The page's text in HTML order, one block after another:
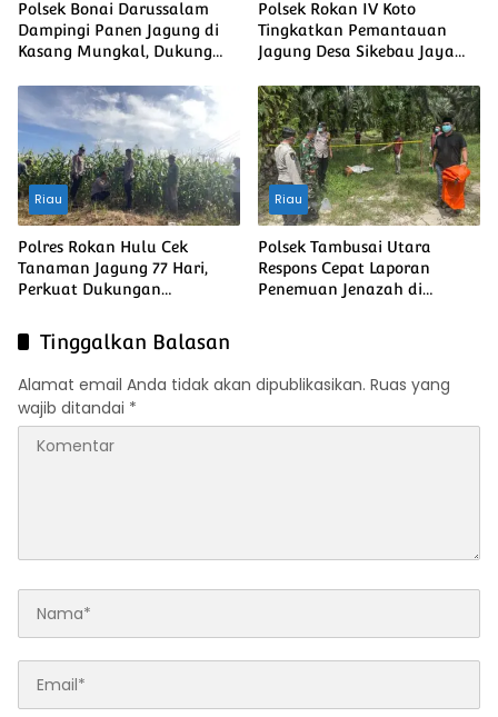
Polsek Bonai Darussalam
Dampingi Panen Jagung di
Kasang Mungkal, Dukung
Nasional
Polsek Rokan IV Koto
Tingkatkan Pemantauan
Jagung Desa Sikebau Jaya
Ketahanan Pangan
Nasional
Riau
Polres Rokan Hulu Cek
Tanaman Jagung 77 Hari,
Perkuat Dukungan
Riau
Polsek Tambusai Utara
Respons Cepat Laporan
Penemuan Jenazah di
Tinggalkan Balasan
Alamat email Anda tidak akan dipublikasikan. Ruas yang
wajib ditandai *